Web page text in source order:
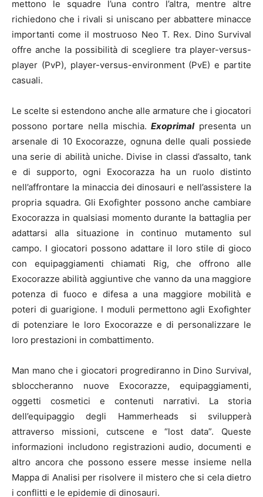
mettono le squadre l’una contro l’altra, mentre altre
richiedono che i rivali si uniscano per abbattere minacce
importanti come il mostruoso Neo T. Rex. Dino Survival
offre anche la possibilità di scegliere tra player-versus-
player (PvP), player-versus-environment (PvE) e partite
casuali.
Le scelte si estendono anche alle armature che i giocatori
possono portare nella mischia.Exoprimalpresenta un
arsenale di 10 Exocorazze, ognuna delle quali possiede
una serie di abilità uniche. Divise in classi d’assalto, tank
e di supporto, ogni Exocorazza ha un ruolo distinto
nell’affrontare la minaccia dei dinosauri e nell’assistere la
propria squadra. Gli Exofighter possono anche cambiare
Exocorazza in qualsiasi momento durante la battaglia per
adattarsi alla situazione in continuo mutamento sul
campo. I giocatori possono adattare il loro stile di gioco
con equipaggiamenti chiamati Rig, che offrono alle
Exocorazze abilità aggiuntive che vanno da una maggiore
potenza di fuoco e difesa a una maggiore mobilità e
poteri di guarigione. I moduli permettono agli Exofighter
di potenziare le loro Exocorazze e di personalizzare le
loro prestazioni in combattimento.
Man mano che i giocatori progrediranno in Dino Survival,
sbloccheranno nuove Exocorazze, equipaggiamenti,
oggetti cosmetici e contenuti narrativi. La storia
dell’equipaggio degli Hammerheads si svilupperà
attraverso missioni, cutscene e “lost data”. Queste
informazioni includono registrazioni audio, documenti e
altro ancora che possono essere messe insieme nella
Mappa di Analisi per risolvere il mistero che si cela dietro
i conflitti e le epidemie di dinosauri.